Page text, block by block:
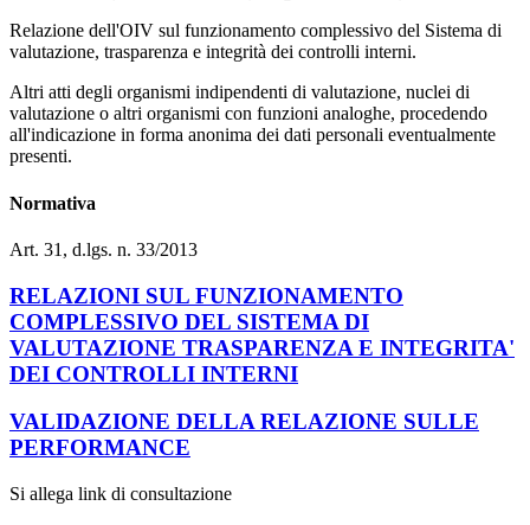
Relazione dell'OIV sul funzionamento complessivo del Sistema di
valutazione, trasparenza e integrità dei controlli interni.
Altri atti degli organismi indipendenti di valutazione, nuclei di
valutazione o altri organismi con funzioni analoghe, procedendo
all'indicazione in forma anonima dei dati personali eventualmente
presenti.
Normativa
Art. 31, d.lgs. n. 33/2013
RELAZIONI SUL FUNZIONAMENTO
COMPLESSIVO DEL SISTEMA DI
VALUTAZIONE TRASPARENZA E INTEGRITA'
DEI CONTROLLI INTERNI
VALIDAZIONE DELLA RELAZIONE SULLE
PERFORMANCE
Si allega link di consultazione